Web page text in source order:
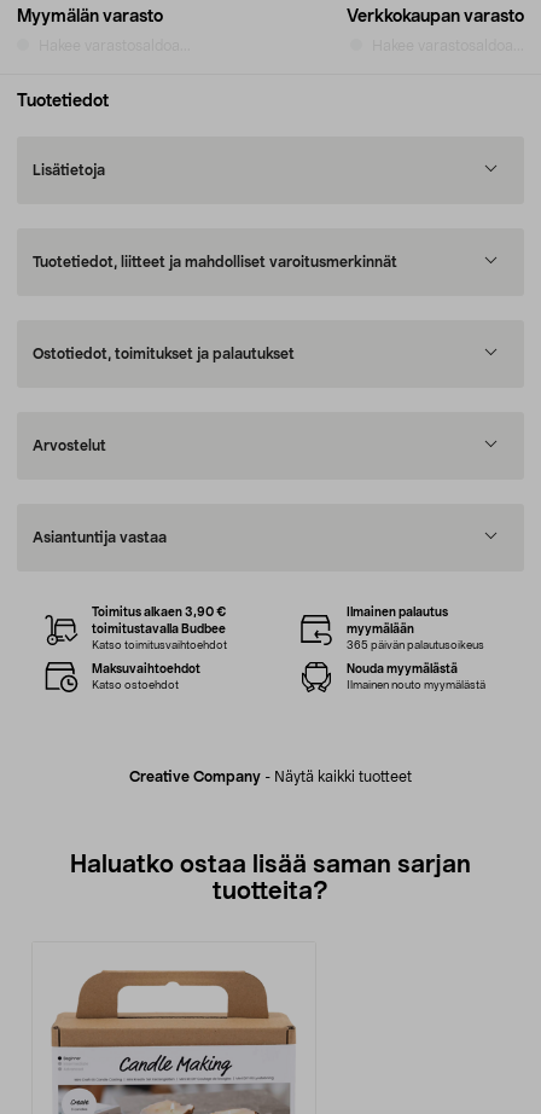
Myymälän varasto Verkkokaupan varasto
Tuotetiedot
Lisätietoja
Tuotetiedot, liitteet ja mahdolliset varoitusmerkinnät
Ostotiedot, toimitukset ja palautukset
Arvostelut
Asiantuntija vastaa
Creative Company - Näytä kaikki tuotteet
Toimitus alkaen 3,90 €
toimitustavalla Budbee
Katso toimitusvaihtoehdot
Ilmainen palautus
myymälään
365 päivän palautusoikeus
Maksuvaihtoehdot
Katso ostoehdot
Nouda myymälästä
Ilmainen nouto myymälästä
Haluatko ostaa lisää saman sarjan
tuotteita?